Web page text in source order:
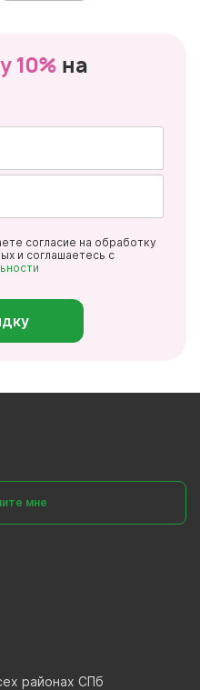
10% на
согласие на обработку
и соглашаетесь с
мне
районах СПб